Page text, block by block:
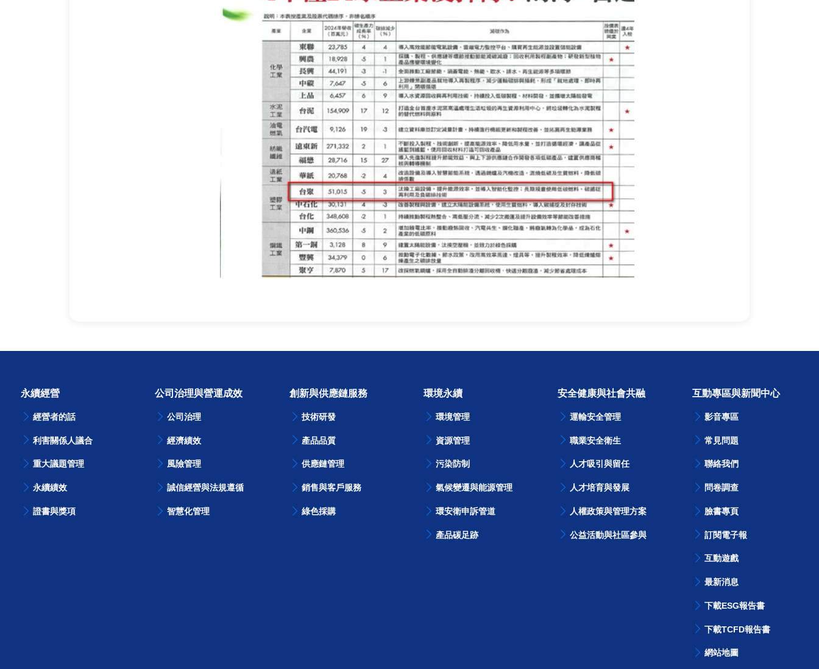
永續經營
經營者的話
利害關係人議合
重大議題管理
永續績效
證書與獎項
公司治理與營運成效
公司治理
經濟績效
風險管理
誠信經營與法規遵循
智慧化管理
創新與供應鏈服務
技術研發
產品品質
供應鏈管理
銷售與客戶服務
綠色採購
環境永續
環境管理
資源管理
污染防制
氣候變遷與能源管理
環安衛申訴管道
產品碳足跡
安全健康與社會共融
運輸安全管理
職業安全衛生
人才吸引與留任
人才培育與發展
人權政策與管理方案
公益活動與社區參與
互動專區與新聞中心
影音專區
常見問題
聯絡我們
問卷調查
臉書專頁
訂閱電子報
互動遊戲
最新消息
下載ESG報告書
下載TCFD報告書
網站地圖